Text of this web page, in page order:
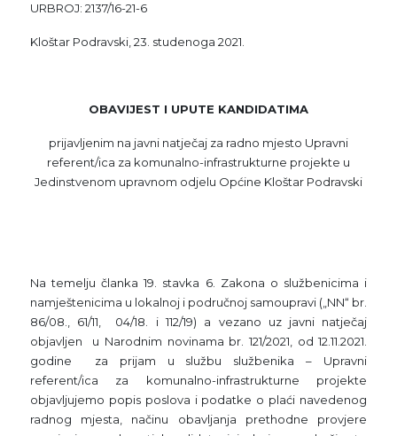
URBROJ: 2137/16-21-6
Kloštar Podravski, 23. studenoga 2021.
OBAVIJEST I UPUTE KANDIDATIMA
prijavljenim na javni natječaj za radno mjesto Upravni
referent/ica za komunalno-infrastrukturne projekte u
Jedinstvenom upravnom odjelu Općine Kloštar Podravski
Na temelju članka 19. stavka 6. Zakona o službenicima i
namještenicima u lokalnoj i područnoj samoupravi („NN“ br.
86/08., 61/11, 04/18. i 112/19) a vezano uz javni natječaj
objavljen u Narodnim novinama br. 121/2021, od 12.11.2021.
godine za prijam u službu službenika – Upravni
referent/ica za komunalno-infrastrukturne projekte
objavljujemo popis poslova i podatke o plaći navedenog
radnog mjesta, načinu obavljanja prethodne provjere